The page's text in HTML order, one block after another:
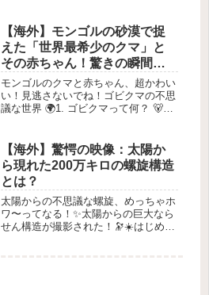
ディ湖は、かつての森が水中に広がっ
ている、幻想的な美しさを持つスポ...
【海外】モンゴルの砂漠で捉
えた「世界最希少のクマ」と
その赤ちゃん！驚きの瞬間を
目撃せよ！
モンゴルのクマと赤ちゃん、超かわい
い！見逃さないでね！ゴビクマの不思
議な世界 🌍1. ゴビクマって何？ 🐻ゴ
ゴビ砂漠に、たった40匹しかいないと
言われているの。ここは極端な...
【海外】驚愕の映像：太陽か
ら現れた200万キロの螺旋構造
とは？
太陽からの不思議な螺旋、めっちゃホ
ワ〜ってなる！✨太陽からの巨大なら
せん構造が撮影された！🔭☀️はじめに